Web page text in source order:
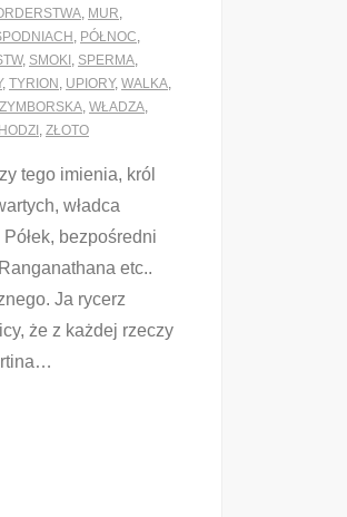
MUR
PÓŁNOC
, SMOKI SPERMA
, TYRION UPIORY, WALKA
WŁADZA
ZŁOTO
tego imienia, król
władca
bezpośredni
etc..
Ja rycerz
że z każdej rzeczy
…